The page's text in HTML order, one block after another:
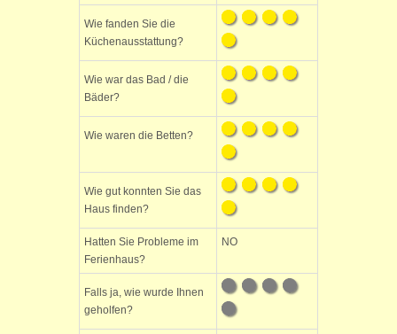
Wie fanden Sie die
Küchenausstattung?
Wie war das Bad / die
Bäder?
Wie waren die Betten?
Wie gut konnten Sie das
Haus finden?
Hatten Sie Probleme im
Ferienhaus?
NO
Falls ja, wie wurde Ihnen
geholfen?